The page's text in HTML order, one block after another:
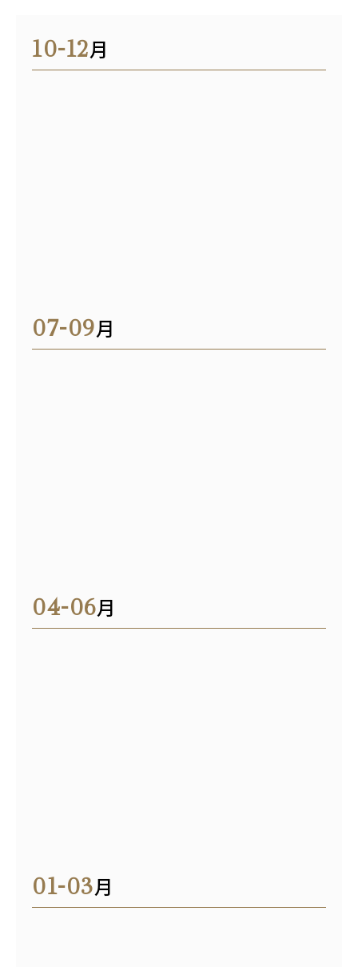
10-12月
07-09月
04-06月
01-03月